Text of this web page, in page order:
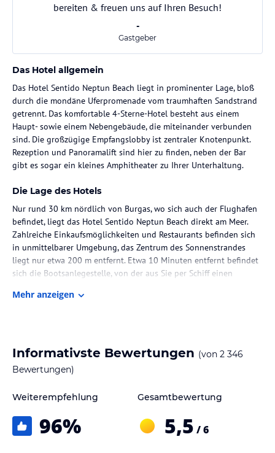
bereiten & freuen uns auf Ihren Besuch!
-
Gastgeber
Das Hotel allgemein
Das Hotel Sentido Neptun Beach liegt in prominenter Lage, bloß
durch die mondäne Uferpromenade vom traumhaften Sandstrand
getrennt. Das komfortable 4-Sterne-Hotel besteht aus einem
Haupt- sowie einem Nebengebäude, die miteinander verbunden
sind. Die großzügige Empfangslobby ist zentraler Knotenpunkt.
Rezeption und Panoramalift sind hier zu finden, neben der Bar
gibt es sogar ein kleines Amphitheater zu Ihrer Unterhaltung.
Die Lage des Hotels
Nur rund 30 km nördlich von Burgas, wo sich auch der Flughafen
befindet, liegt das Hotel Sentido Neptun Beach direkt am Meer.
Zahlreiche Einkaufsmöglichkeiten und Restaurants befinden sich
in unmittelbarer Umgebung, das Zentrum des Sonnenstrandes
liegt nur etwa 200 m entfernt. Etwa 10 Minuten entfernt befindet
sich die Bootsanlegestelle, von der aus Sie per Schiff einen
zum UNESCO-Weltkulturerbe zählt.
Wohneinheiten. Die Anzahl der Etagen im Hauptgebäude ist 7.
Für Ihre kulinarischen Genüsse sorgen ein ausgezeichnetes
auf das Meer sowie ein À-la-carte-Restaurant, das in einer
blühenden Gartenanlage liegt und Sie mit internationalen
Mehr anzeigen
Informativste Bewertungen (von 2 346
Bewertungen)
Weiterempfehlung
96%
Gesamtbewertung
5,5 / 6